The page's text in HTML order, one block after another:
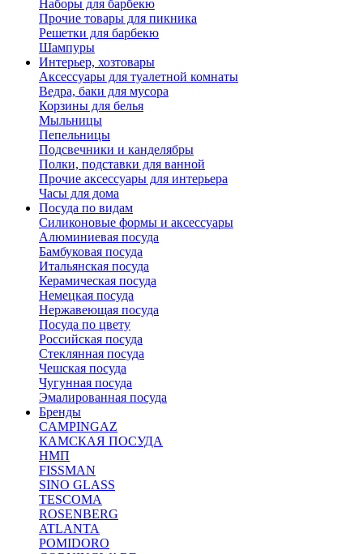
Наборы для барбекю
Прочие товары для пикника
Решетки для барбекю
Шампуры
Интерьер, хозтовары
Аксессуары для туалетной комнаты
Ведра, баки для мусора
Корзины для белья
Мыльницы
Пепельницы
Подсвечники и канделябры
Полки, подставки для ванной
Прочие аксессуары для интерьера
Часы для дома
Посуда по видам
Cиликоновые формы и аксессуары
Алюминиевая посуда
Бамбуковая посуда
Итальянская посуда
Керамическая посуда
Немецкая посуда
Нержавеющая посуда
Посуда по цвету
Российская посуда
Стеклянная посуда
Чешская посуда
Чугунная посуда
Эмалированная посуда
Бренды
CAMPINGAZ
КАМСКАЯ ПОСУДА
НМП
FISSMAN
SINO GLASS
TESCOMA
ROSENBERG
ATLANTA
POMIDORO